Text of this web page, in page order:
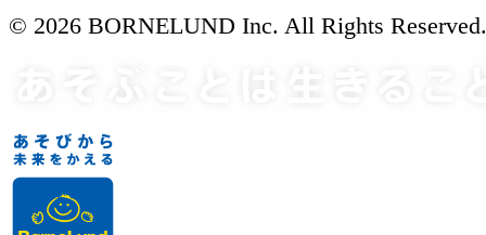
© 2026 BORNELUND Inc. All Rights Reserved.